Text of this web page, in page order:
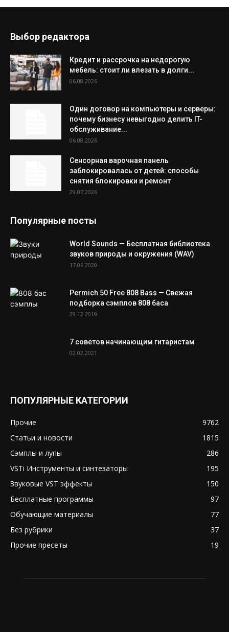
Выбор редактора
Кредит и рассрочка на недорогую
мебель: стоит ли влезать в долги...
06.08.2026
Один договор на компьютеры и серверы:
почему бизнесу невыгодно делить IT-
обслуживание...
06.08.2026
Сенсорная варочная панель
заблокировалась от детей: способы
снятия блокировки и ремонт
29.07.2026
Популярные посты
World Sounds — Бесплатная библиотека
звуков природы и окружения (WAV)
17.06.2020
Permich 50 Free 808 Bass — Свежая
подборка сэмплов 808 баса
29.12.2019
7 советов начинающим гитаристам
02.02.2021
ПОПУЛЯРНЫЕ КАТЕГОРИИ
Прочие
9762
Статьи и новости
1815
Сэмплы и лупы
286
VSTi Инструменты и синтезаторы
195
Звуковые VST эффекты
150
Бесплатные программы
97
Обучающие материалы
77
Без рубрики
37
Прочие пресеты
19